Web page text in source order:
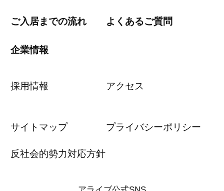
ご入居までの流れ よくあるご質問
企業情報
採用情報 アクセス
サイトマップ プライバシーポリシー
反社会的勢力対応方針